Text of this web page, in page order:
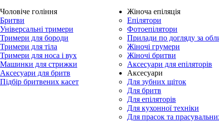
Чоловіче гоління
Бритви
Універсальні тримери
Тримери для бороди
Тримери для тіла
Тримери для носа і вух
Машинки для стрижки
Аксесуари для бритв
Підбір бритвених касет
Жіноча епіляція
Епілятори
Фотоепілятори
Прилади по догляду за
Жіночі грумери
Жіночі бритви
Аксесуари для епіляторів
Aксесуари
Для зубних щіток
Для бритв
Для епіляторів
Для кухонної техніки
Для прасок та